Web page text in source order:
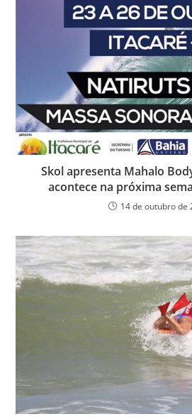
Skol apresenta Mahalo
acontece na próxima
14 de outubro de